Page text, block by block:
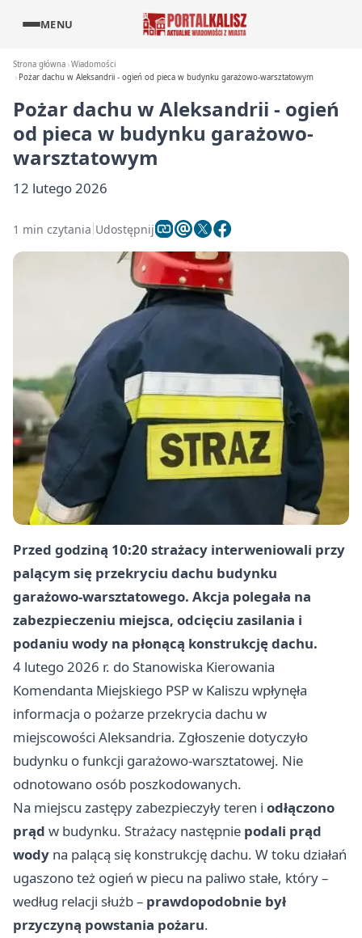
MENU
Strona główna Wiadomości
Pożar dachu w Aleksandrii - ogień od pieca w budynku garażowo-warsztatowym
Pożar dachu w Aleksandrii - ogień
od pieca w budynku garażowo-
warsztatowym
12 lutego 2026
1 min czytania Udostępnij
Przed godziną 10:20 strażacy interweniowali przy
palącym się przekryciu dachu budynku
garażowo-warsztatowego. Akcja polegała na
zabezpieczeniu miejsca, odcięciu zasilania i
podaniu wody na płonącą konstrukcję dachu.
4 lutego 2026 r. do Stanowiska Kierowania
Komendanta Miejskiego PSP w Kaliszu wpłynęła
informacja o pożarze przekrycia dachu w
miejscowości Aleksandria. Zgłoszenie dotyczyło
budynku o funkcji garażowo-warsztatowej. Nie
odnotowano osób poszkodowanych.
Na miejscu zastępy zabezpieczyły teren i odłączono
prąd w budynku. Strażacy następnie podali prąd
wody na palącą się konstrukcję dachu. W toku działań
ugaszono też ogień w piecu na paliwo stałe, który –
według relacji służb – prawdopodobnie był
przyczyną powstania pożaru.